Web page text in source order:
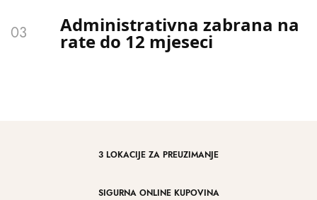
Administrativna zabrana na
rate do 12 mjeseci
3 LOKACIJE ZA PREUZIMANJE
SIGURNA ONLINE KUPOVINA